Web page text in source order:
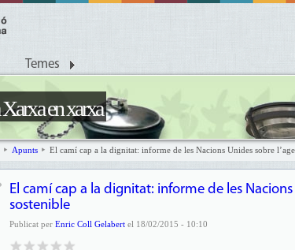
Temes
en xarxa
Apunts El camí cap a la dignitat: informe de les Nacions Unides sobre
El camí cap a la dignitat: informe de les
sostenible
Publicat per Enric Coll Gelabert el 18/02/2015 - 10:10